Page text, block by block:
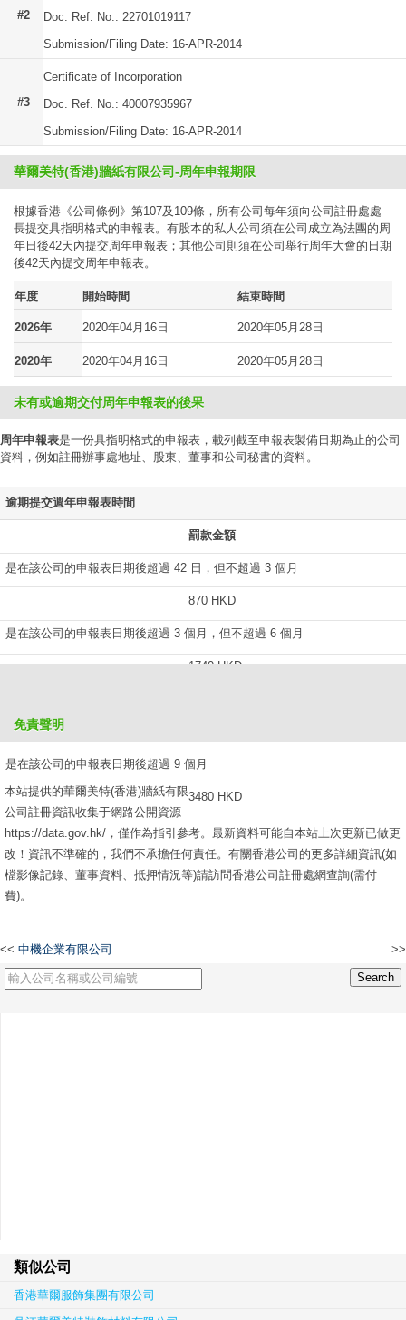
#2
Doc. Ref. No.: 22701019117
Submission/Filing Date: 16-APR-2014
#3
Certificate of Incorporation
Doc. Ref. No.: 40007935967
Submission/Filing Date: 16-APR-2014
華爾美特(香港)牆紙有限公司-周年申報期限
根據香港《公司條例》第107及109條，所有公司每年須向公司註冊處處
長提交具指明格式的申報表。有股本的私人公司須在公司成立為法團的周
年日後42天內提交周年申報表；其他公司則須在公司舉行周年大會的日期
後42天內提交周年申報表。
年度 開始時間 結束時間
2026年 2020年04月16日 2020年05月28日
2020年 2020年04月16日 2020年05月28日
未有或逾期交付周年申報表的後果
周年申報表是一份具指明格式的申報表，載列截至申報表製備日期為止的公司
資料，例如註冊辦事處地址、股東、董事和公司秘書的資料。
逾期提交週年申報表時間
罰款金額
是在該公司的申報表日期後超過 42 日，但不超過 3 個月
870 HKD
是在該公司的申報表日期後超過 3 個月，但不超過 6 個月
1740 HKD
是在該公司的申報表日期後超過 9 個月
3480 HKD
免責聲明
本站提供的華爾美特(香港)牆紙有限
公司註冊資訊收集于網路公開資源
https://data.gov.hk/，僅作為指引參考。最新資料可能自本站上次更新已做更
改！資訊不準確的，我們不承擔任何責任。有關香港公司的更多詳細資訊(如
檔影像記錄、董事資料、抵押情況等)請訪問香港公司註冊處網查詢(需付
費)。
<< 中機企業有限公司 >>
類似公司
香港華爾服飾集團有限公司